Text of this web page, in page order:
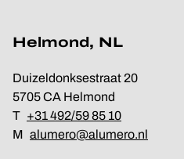
Helmond, NL
Duizeldonksestraat 20
5705 CA Helmond
T +31 492/59 85 10
M alumero@alumero.nl